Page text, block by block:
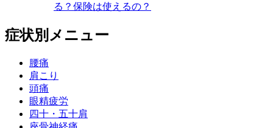
る？保険は使えるの？
症状別メニュー
腰痛
肩こり
頭痛
眼精疲労
四十・五十肩